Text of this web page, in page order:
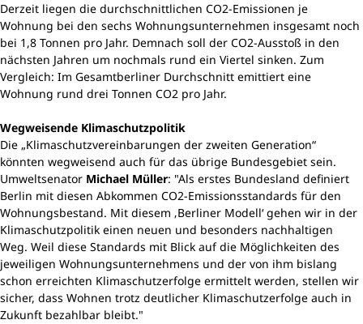
Derzeit liegen die durchschnittlichen CO2-Emissionen je
Wohnung bei den sechs Wohnungsunternehmen insgesamt noch
bei 1,8 Tonnen pro Jahr. Demnach soll der CO2-Ausstoß in den
nächsten Jahren um nochmals rund ein Viertel sinken. Zum
Vergleich: Im Gesamtberliner Durchschnitt emittiert eine
Wohnung rund drei Tonnen CO2 pro Jahr.
Wegweisende Klimaschutzpolitik
Die „Klimaschutzvereinbarungen der zweiten Generation“
könnten wegweisend auch für das übrige Bundesgebiet sein.
Umweltsenator Michael Müller: "Als erstes Bundesland definiert
Berlin mit diesen Abkommen CO2-Emissionsstandards für den
Wohnungsbestand. Mit diesem ‚Berliner Modell‘ gehen wir in der
Klimaschutzpolitik einen neuen und besonders nachhaltigen
Weg. Weil diese Standards mit Blick auf die Möglichkeiten des
jeweiligen Wohnungsunternehmens und der von ihm bislang
schon erreichten Klimaschutzerfolge ermittelt werden, stellen wir
sicher, dass Wohnen trotz deutlicher Klimaschutzerfolge auch in
Zukunft bezahlbar bleibt."